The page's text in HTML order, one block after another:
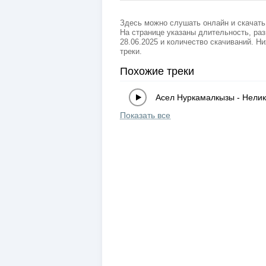
Здесь можно слушать онлайн и
На странице указаны длительность,
28.06.2025 и количество скачиваний.
треки.
Похожие треки
Асел Нуркамалкызы -
Показать все